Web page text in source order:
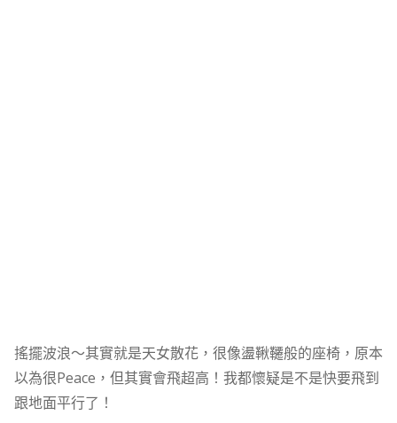
搖擺波浪～其實就是天女散花，很像盪鞦韆般的座椅，原本
以為很Peace，但其實會飛超高！我都懷疑是不是快要飛到
跟地面平行了！